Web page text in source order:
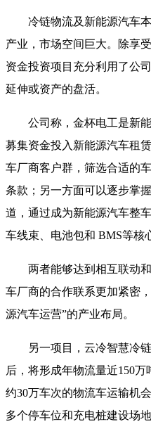
冷链物流及新能源汽车
产业，市场空间巨大。除享
资金投资项目充分利用了公
延伸或资产的盘活。
公司称，金杯电工是新
募集资金投入新能源汽车租
车厂商客户群，筛选合适的
条款；另一方面可以逐步掌
道，通过成为新能源汽车整
车线束、电池包和 BMS等核
两者能够达到相互联动
车厂商的合作联系更加紧密
源汽车运营”的产业布局。
另一项目，云冷智慧冷
后，将形成年物流量近150
约30万车次的物流车运输机
多个停车位和充电桩建设场